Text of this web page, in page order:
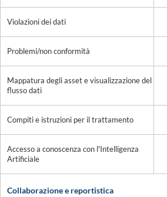
Violazioni dei dati
Problemi/non conformità
Mappatura degli asset e visualizzazione del
flusso dati
Compiti e istruzioni per il trattamento
Accesso a conoscenza con l'Intelligenza
Artificiale
Collaborazione e reportistica